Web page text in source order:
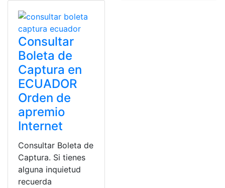
Consultar
Boleta de
Captura en
ECUADOR
Orden de
apremio
Internet
Consultar Boleta de
Captura. Si tienes
alguna inquietud
recuerda